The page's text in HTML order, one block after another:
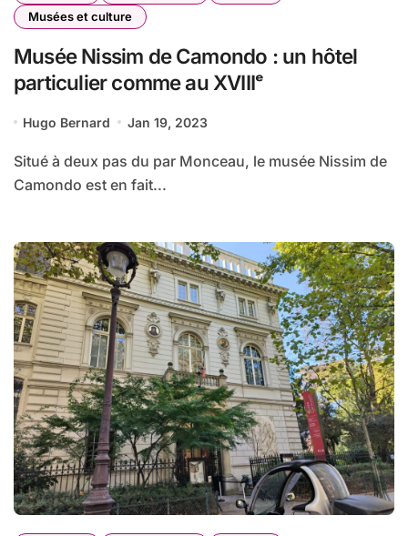
Musées et culture
Musée Nissim de Camondo : un hôtel
particulier comme au XVIIIᵉ
Hugo Bernard Jan 19, 2023
Situé à deux pas du par Monceau, le musée Nissim de
Camondo est en fait...